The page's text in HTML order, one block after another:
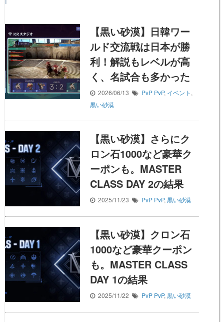
【黒い砂漠】日韓ワー
ルド交流戦は日本が勝
利！解説もレベルが高
く、名試合も多かった
2026/06/13 PvP PvP, イベント ,
黒い砂漠
【黒い砂漠】さらにク
ロン石1000など豪華ク
ーポンも。MASTER
CLASS DAY 2の結果
2025/11/23 PvP PvP, 黒い砂漠
【黒い砂漠】クロン石
1000など豪華クーポン
も。MASTER CLASS
DAY 1の結果
2025/11/22 PvP PvP, 黒い砂漠